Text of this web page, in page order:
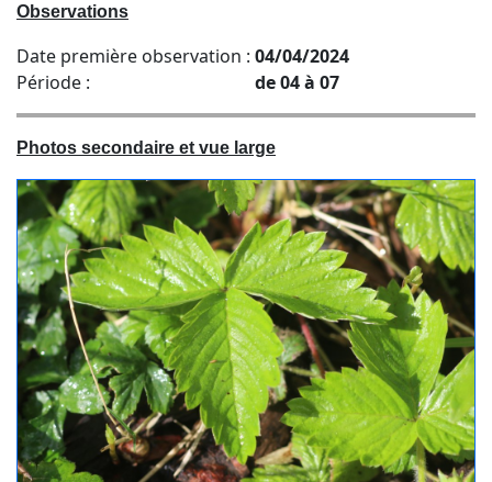
Observations
Date première observation : 04/04/2024
Période :
de 04 à 07
Photos secondaire et vue large